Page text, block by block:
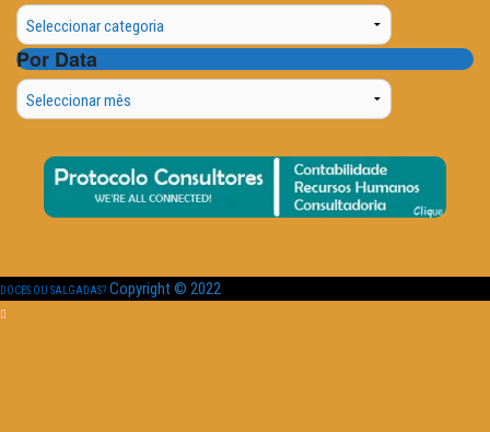
Categorias
Por Data
Por
Data
DOCES OU SALGADAS? Copyright © 2022